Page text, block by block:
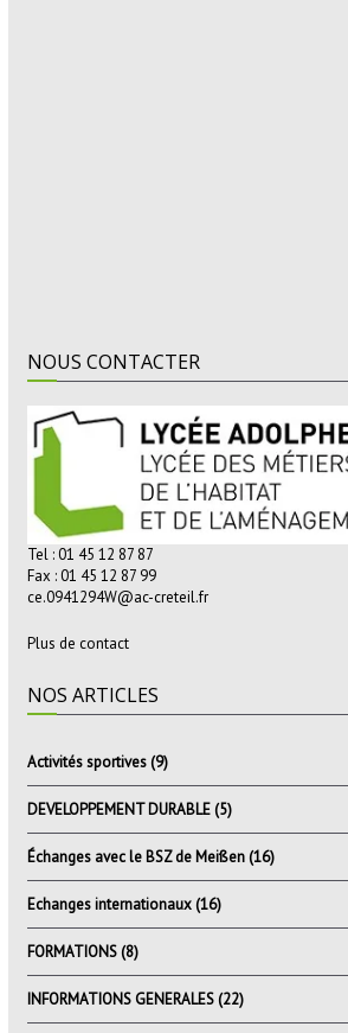
NOUS CONTACTER
Tel : 01 45 12 87 87
Fax : 01 45 12 87 99
ce.0941294W@ac-creteil.fr
Plus de contact
NOS ARTICLES
Activités sportives(9)
DEVELOPPEMENT DURABLE(5)
Échanges avec le BSZ de Meißen(16)
Echanges internationaux(16)
FORMATIONS(8)
INFORMATIONS GENERALES(22)